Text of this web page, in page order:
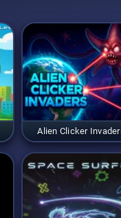
Alien Clicker